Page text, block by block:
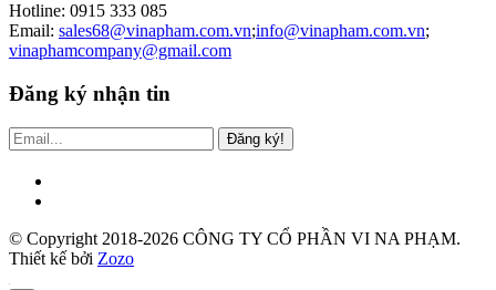
Hotline: 0915 333 085
Email: sales68@vinapham.com.vn;info@vinapham.com.vn;
vinaphamcompany@gmail.com
Đăng ký nhận tin
Đăng ký!
© Copyright 2018-2026 CÔNG TY CỔ PHẦN VI NA PHẠM.
Thiết kế bởi Zozo